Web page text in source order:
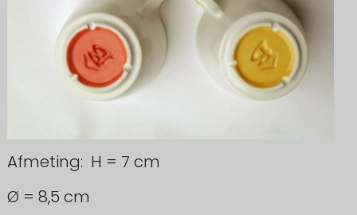
Afmeting: H = 7 cm
Ø = 8,5 cm